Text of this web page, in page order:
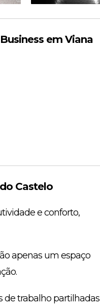
em Viana
Castelo
e conforto,
apenas um espaço
de trabalho partilhadas